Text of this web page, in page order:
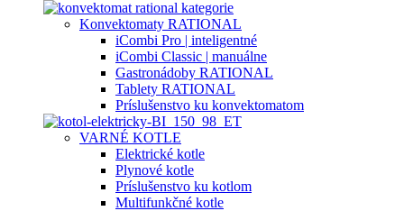
Konvektomaty RATIONAL
iCombi Pro | inteligentné
iCombi Classic | manuálne
Gastronádoby RATIONAL
Tablety RATIONAL
Príslušenstvo ku konvektomatom
VARNÉ KOTLE
Elektrické kotle
Plynové kotle
Príslušenstvo ku kotlom
Multifunkčné kotle